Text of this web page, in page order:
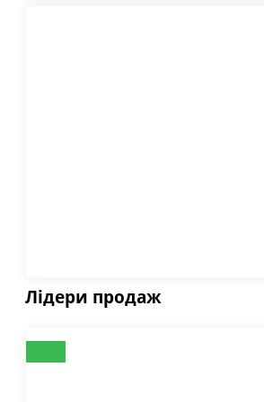
Лідери продаж